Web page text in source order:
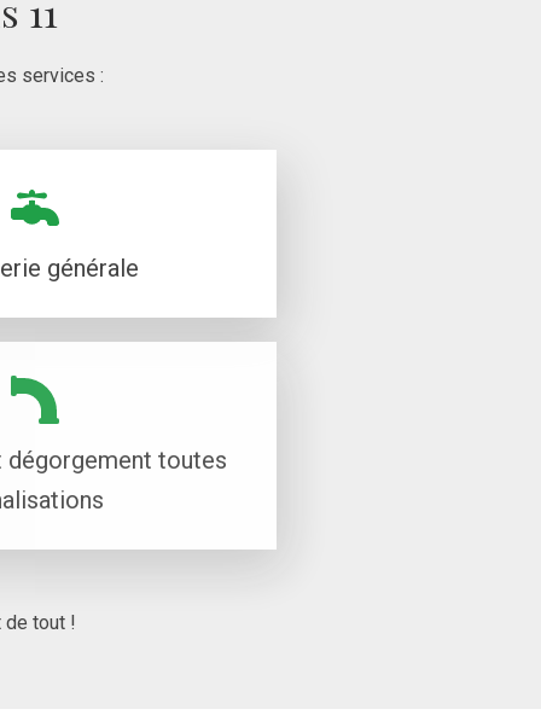
11
services :
générale
dégorgement toutes
de tout !